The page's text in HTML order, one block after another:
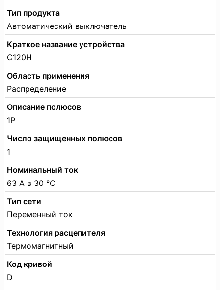
Тип продукта
Автоматический выключатель
Краткое название устройства
C120H
Область применения
Распределение
Описание полюсов
1P
Число защищенных полюсов
1
Номинальный ток
63 А в 30 °C
Тип сети
Переменный ток
Технология расцепителя
Термомагнитный
Код кривой
D